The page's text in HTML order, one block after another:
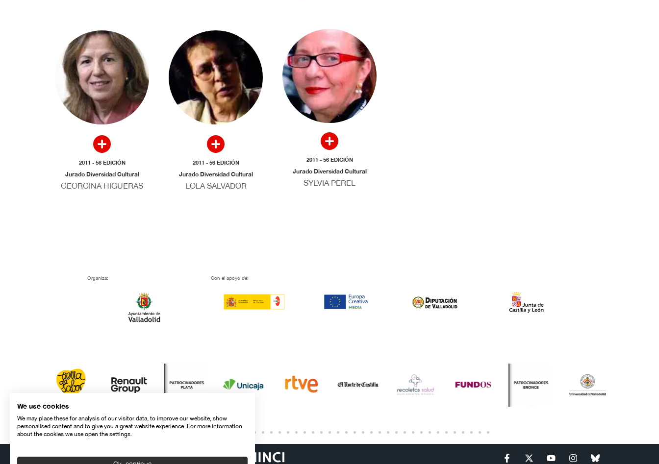
2011 - 56 EDICIÓN
Jurado Diversidad Cultural
GEORGINA HIGUERAS
2011 - 56 EDICIÓN
Jurado Diversidad Cultural
LOLA SALVADOR
2011 - 56 EDICIÓN
Jurado Diversidad Cultural
SYLVIA PEREL
Organiza: Con el apoyo de:
We use cookies
We may place these for analysis of our visitor data, to improve our website, show
personalised content and to give you a great website experience. For more information
about the cookies we use open the settings.